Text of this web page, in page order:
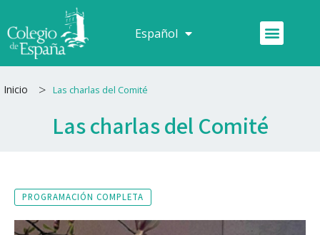
al
contenido
Español
Français Menú
Inicio > Las charlas del Comité
Las charlas del Comité
PROGRAMACIÓN COMPLETA